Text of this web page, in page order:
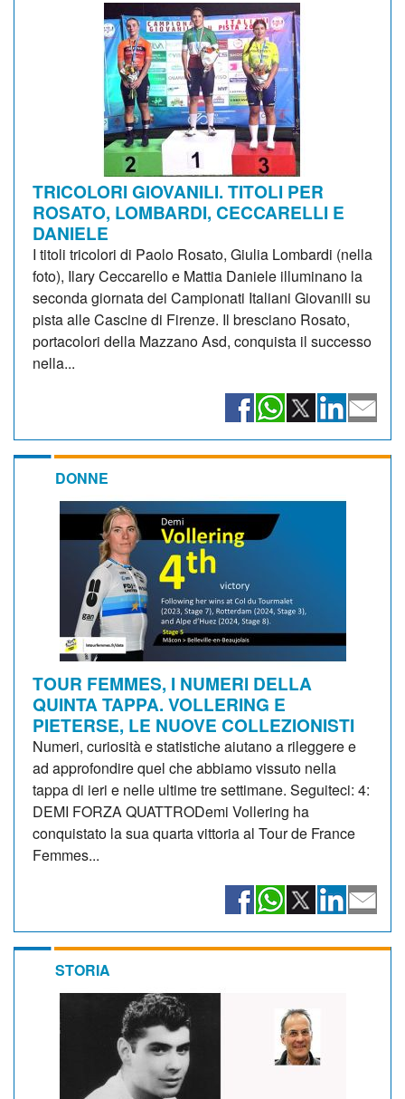
TRICOLORI GIOVANILI. TITOLI PER
ROSATO, LOMBARDI, CECCARELLI E
DANIELE
I titoli tricolori di Paolo Rosato, Giulia Lombardi (nella
foto), Ilary Ceccarello e Mattia Daniele illuminano la
seconda giornata dei Campionati Italiani Giovanili su
pista alle Cascine di Firenze. Il bresciano Rosato,
portacolori della Mazzano Asd, conquista il successo
nella...
DONNE
TOUR FEMMES, I NUMERI DELLA
QUINTA TAPPA. VOLLERING E
PIETERSE, LE NUOVE COLLEZIONISTI
Numeri, curiosità e statistiche aiutano a rileggere e
ad approfondire quel che abbiamo vissuto nella
tappa di ieri e nelle ultime tre settimane. Seguiteci: 4:
DEMI FORZA QUATTRODemi Vollering ha
conquistato la sua quarta vittoria al Tour de France
Femmes...
STORIA